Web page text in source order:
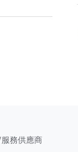
務供應商